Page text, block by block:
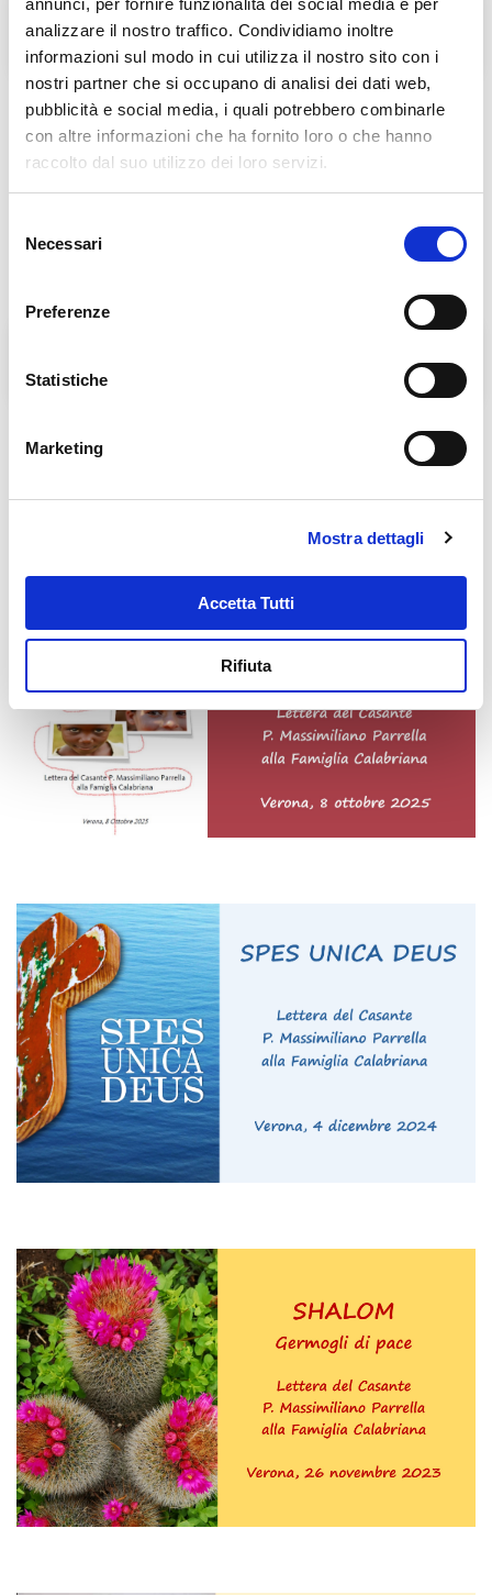
analizzare il nostro traffico. Condividiamo inoltre
informazioni sul modo in cui utilizza il nostro sito con i
nostri partner che si occupano di analisi dei dati web,
pubblicità e social media, i quali potrebbero combinarle
con altre informazioni che ha fornito loro o che hanno
raccolto dal suo utilizzo dei loro servizi.
delNecessari
Preferenze
Statistiche
Marketing
Mostra dettagli
Accetta Tutti
Rifiuta
Fratel Carlo Desiderati Don Antonio Mazzi
LAMPADE DELL'AGORA'